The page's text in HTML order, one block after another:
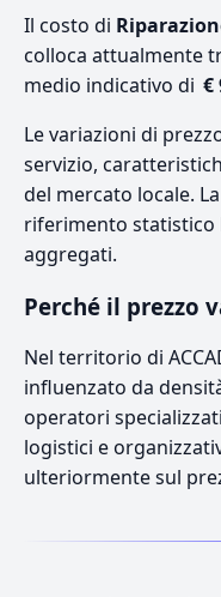
Il costo di
colloca attualmente
medio indicativo di €
Le variazioni di
servizio,
del mercato locale.
riferimento
aggregati.
Perché il prezzo
Nel territorio di
influenzato da
operatori
logistici e
ulteriormente sul